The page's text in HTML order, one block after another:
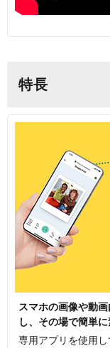
特長
スマホの画像や動
し、その場で簡単
専用アプリを使用